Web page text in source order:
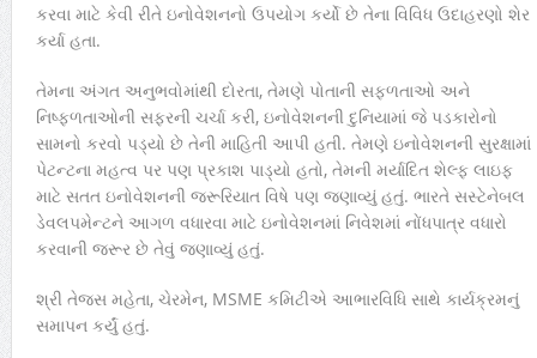
કરવા માટે કેવી રીતે ઇનોવેશનનો ઉપયોગ કર્યો છે તેના વિવિધ ઉદાહરણો શેર
કર્યા હતા.
તેમના અંગત અનુભવોમાંથી દોરતા, તેમણે પોતાની સફળતાઓ અને
નિષ્ફળતાઓની સફરની ચર્ચા કરી, ઇનોવેશનની દુનિયામાં જે પડકારોનો
સામનો કરવો પડ્યો છે તેની માહિતી આપી હતી. તેમણે ઇનોવેશનની સુરક્ષામાં
પેટન્ટના મહત્વ પર પણ પ્રકાશ પાડ્યો હતો, તેમની મર્યાદિત શેલ્ફ લાઇફ
માટે સતત ઇનોવેશનની જરૂરિયાત વિષે પણ જણાવ્યું હતું. ભારતે સસ્ટેનેબલ
ડેવલપમેન્ટને આગળ વધારવા માટે ઇનોવેશનમાં નિવેશમાં નોંધપાત્ર વધારો
કરવાની જરૂર છે તેવું જણાવ્યું હતું.
શ્રી તેજસ મહેતા, ચેરમેન, MSME કમિટીએ આભારવિધિ સાથે કાર્યક્રમનું
સમાપન કર્યું હતું.